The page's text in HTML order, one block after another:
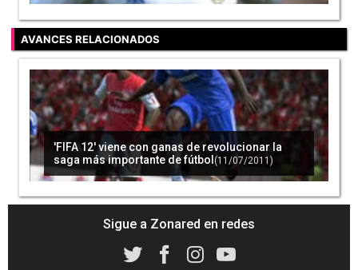
AVANCES RELACIONADOS
'FIFA 12' viene con ganas de revolucionar la
saga más importante de fútbol(11/07/2011)
Sigue a Zonared en redes